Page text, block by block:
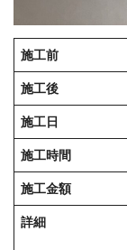
施工前
施工後
施工日
施工時間
施工金額
詳細